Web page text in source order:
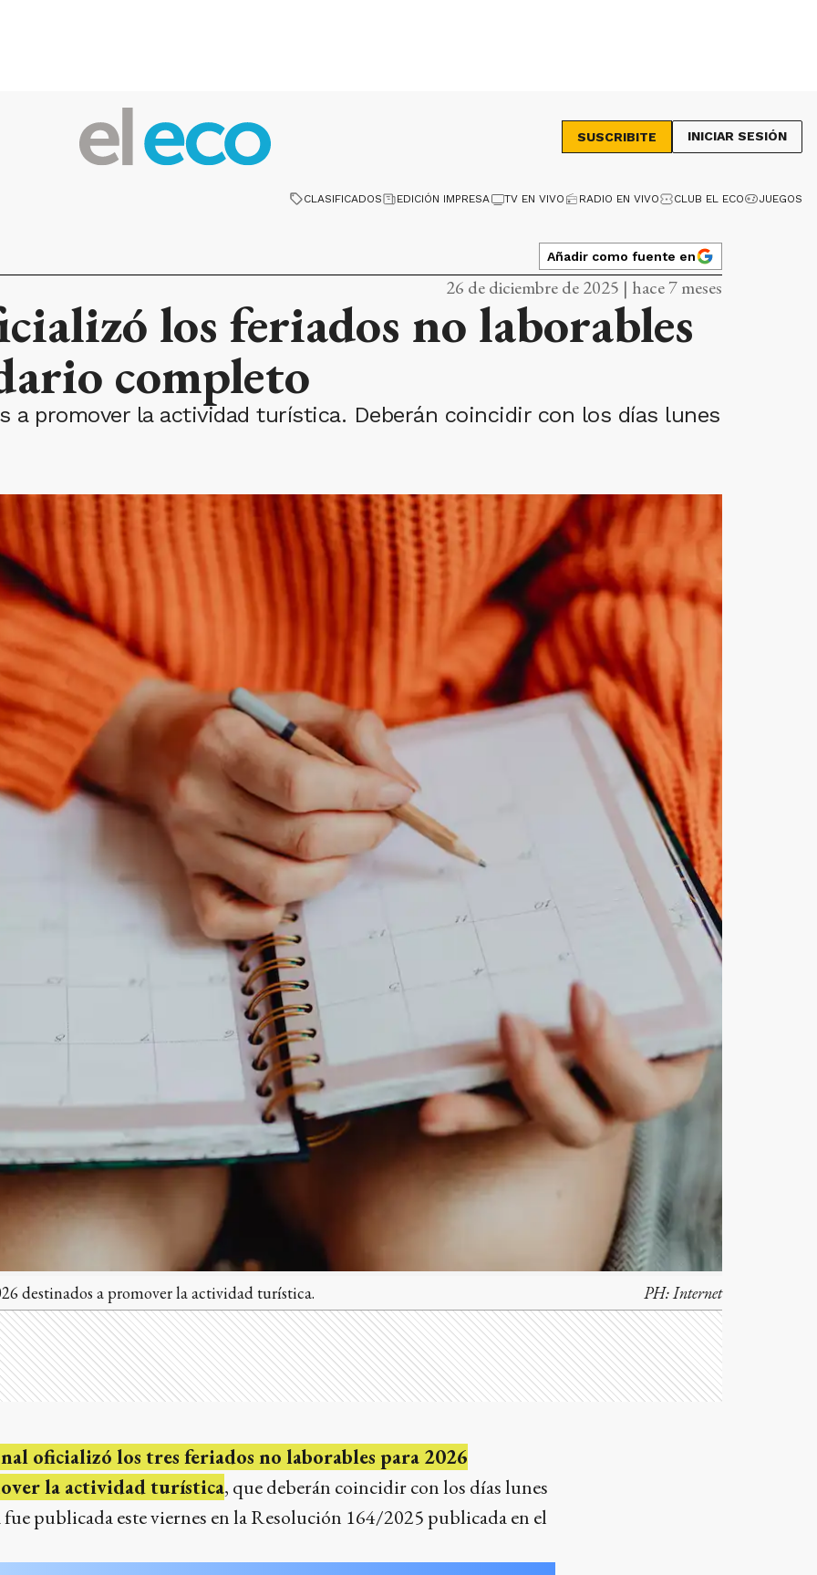
SUSCRIBITE INICIAR SESIÓN
CLASIFICADOS EDICIÓN IMPRESA TV EN VIVO RADIO EN VIVO CLUB EL ECO JUEGOS
Añadir como fuente en
26 de diciembre de 2025 | hace 7 meses
los feriados no laborables
completo
a promover la actividad turística. Deberán coincidir con los días lunes
destinados a promover la actividad turística. PH:Internet
oficializó los tres feriados no laborables para 2026
la actividad turística, que deberán coincidir con los días lunes
publicada este viernes en la Resolución 164/2025 publicada en el